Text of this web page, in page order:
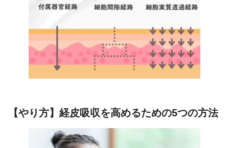
【やり方】経皮吸収を高めるための5つの方法